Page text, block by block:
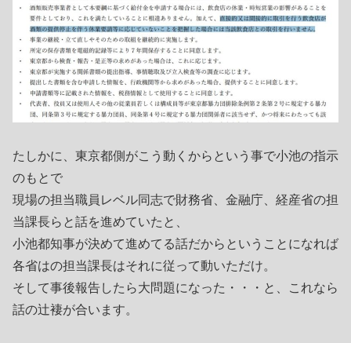
たしかに、東京都側がこう動くからという事で小池の指示
のもとで
現場の担当職員レベル同志で財務省、金融庁、経産省の担
当課長らと話を進めていたと、
小池都知事が決めて進めてる話だからということになれば
各省はの担当課長はそれに従って動いただけ。
そして事後報告したら大問題になった・・・と、これなら
話の辻褄が合います。